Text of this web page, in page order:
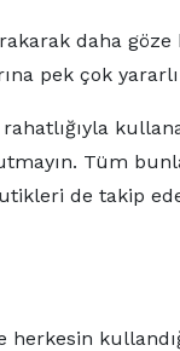
daha
pek çok
Tüm
de takip